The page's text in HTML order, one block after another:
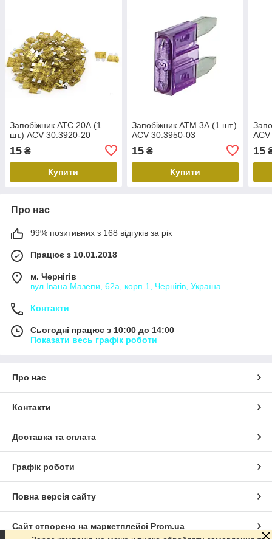
Запобіжник ATC 20А (1
шт.) ACV 30.3920-20
15 ₴
Купити
Запобіжник АТМ 3А (1 шт.)
ACV 30.3950-03
15₴
Купити
15
Про нас
99% позитивних з 168 відгуків за рік
Працює з 10.01.2018
м. Чернігів
вул.Івана Мазепи, 62а, корп.1, Чернігів, Україна
Контакти
Сьогодні працює з 10:00 до 14:00
Показати весь графік роботи
Про нас
Контакти
Доставка та оплата
Графік роботи
Повна версія сайту
Сайт створено на маркетплейсі Prom.ua